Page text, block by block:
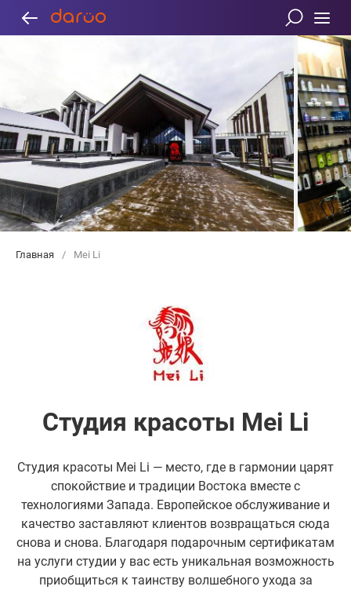
Главная / Mei Li
Студия красоты Mei Li
Студия красоты Mei Li — место, где в гармонии царят
спокойствие и традиции Востока вместе с
технологиями Запада. Европейское обслуживание и
качество заставляют клиентов возвращаться сюда
снова и снова. Благодаря подарочным сертификатам
на услуги студии у вас есть уникальная возможность
приобщиться к таинству волшебного ухода за